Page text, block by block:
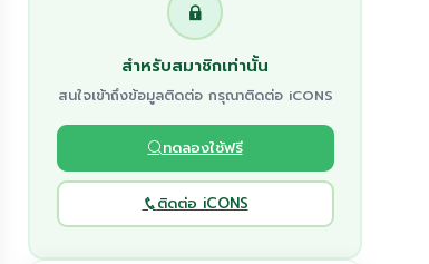
สำหรับสมาชิกเท่านั้น
สนใจเข้าถึงข้อมูลติดต่อ กรุณาติดต่อ iCONS
ทดลองใช้ฟรี
ติดต่อ iCONS